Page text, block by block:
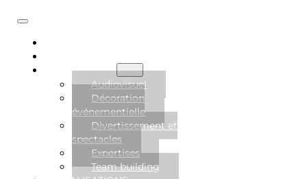
SERVICES
Audiovisuel
Décoration
événementielle
Divertissement et
spectacles
Expertises
Team building